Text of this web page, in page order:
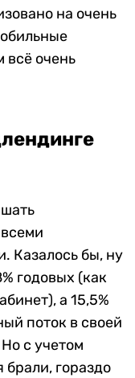
на очень
очень
Казалось бы, ну
годовых (как
а 15,5%
поток в своей
с учетом
брали, гораздо